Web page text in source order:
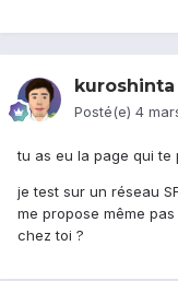
kuroshinta
Posté(e) 4
tu as eu la page qui te
je test sur un réseau
me propose même
chez toi ?